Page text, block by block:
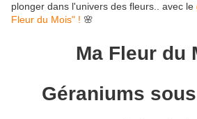
plonger dans l'univers des fleurs.. avec le
Fleur du Mois" ! 🌸
Ma Fleur du
Géraniums